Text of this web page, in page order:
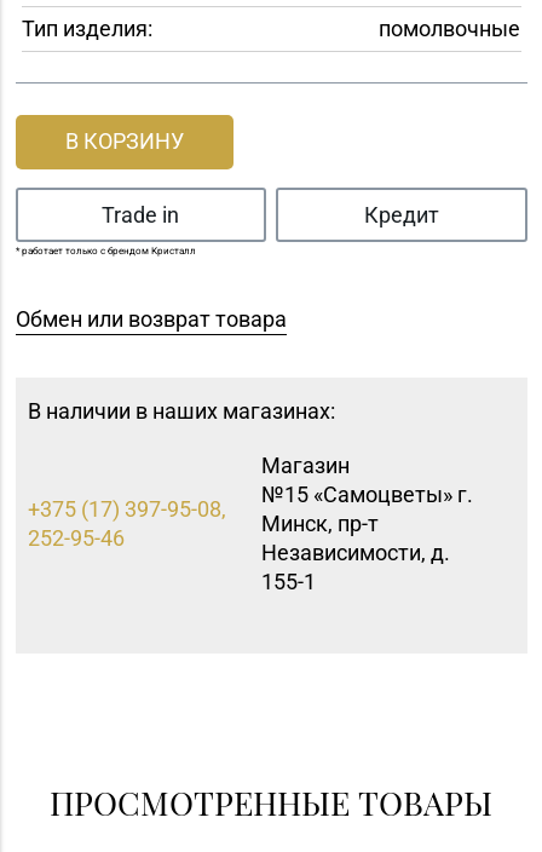
Тип изделия:
помолвочные
В КОРЗИНУ
Trade in Кредит
* работает только с брендом Кристалл
Обмен или возврат товара
В наличии в наших магазинах:
+375 (17) 397-95-08,
252-95-46
Магазин
№15 «Самоцветы» г.
Минск, пр-т
Независимости, д.
155-1
ПРОСМОТРЕННЫЕ ТОВАРЫ